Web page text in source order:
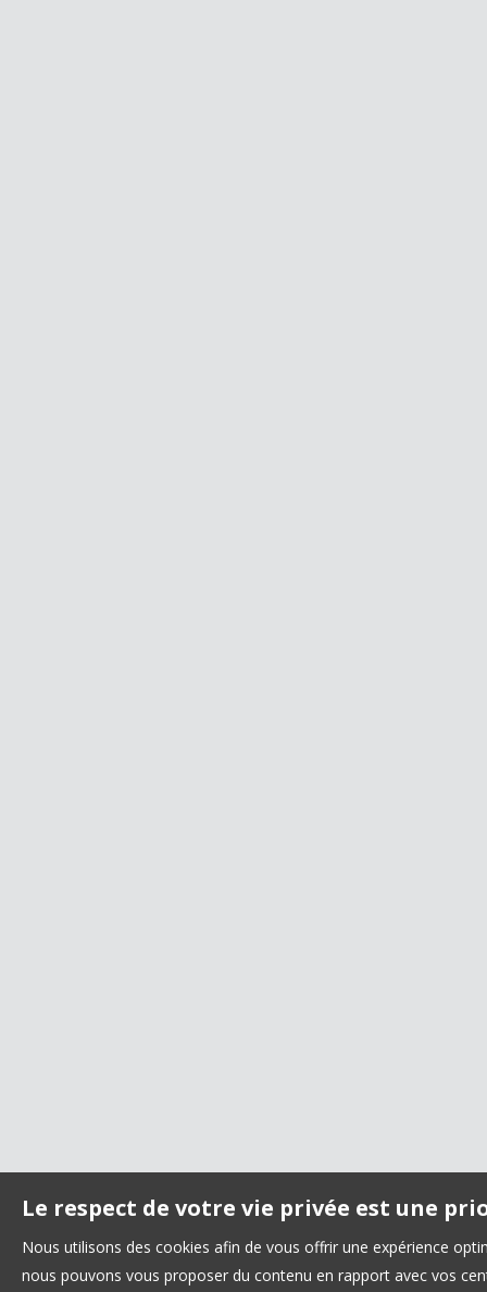
Le respect de votre vie privée est une
Nous utilisons des cookies afin de vous offrir une expérience
nous pouvons vous proposer du contenu en rapport avec vos